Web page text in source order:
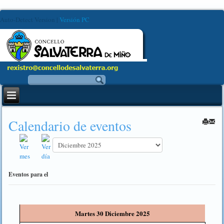
Auto-Detect Version Versión PC
Calendario de eventos
Eventos para el
Martes 30 Diciembre 2025